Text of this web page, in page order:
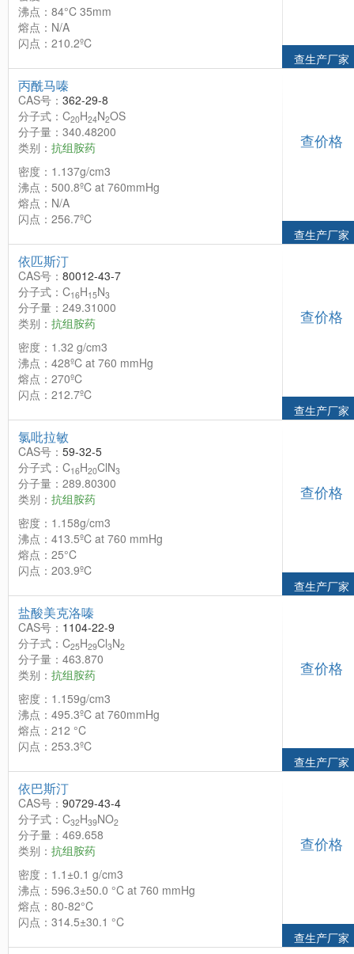
沸点：84°C 35mm
熔点：N/A
闪点：210.2ºC
查生产厂家
丙酰马嗪
CAS号： 362-29-8
分子式：C20H24N2OS
分子量：340.48200
类别： 抗组胺药
密度：1.137g/cm3
沸点：500.8ºC at 760mmHg
熔点：N/A
闪点：256.7ºC
查价格
查生产厂家
依匹斯汀
CAS号： 80012-43-7
分子式：C16H15N3
分子量：249.31000
类别： 抗组胺药
密度：1.32 g/cm3
沸点：428ºC at 760 mmHg
熔点：270ºC
闪点：212.7ºC
查价格
查生产厂家
氯吡拉敏
CAS号： 59-32-5
分子式：C16H20ClN3
分子量：289.80300
类别： 抗组胺药
密度：1.158g/cm3
沸点：413.5ºC at 760 mmHg
熔点：25°C
闪点：203.9ºC
查价格
查生产厂家
盐酸美克洛嗪
CAS号： 1104-22-9
分子式：C25H29Cl3N2
分子量：463.870
类别： 抗组胺药
密度：1.159g/cm3
沸点：495.3ºC at 760mmHg
熔点：212 °C
闪点：253.3ºC
查价格
查生产厂家
依巴斯汀
CAS号： 90729-43-4
分子式：C32H39NO2
分子量：469.658
类别： 抗组胺药
密度：1.1±0.1 g/cm3
沸点：596.3±50.0 °C at 760 mmHg
熔点：80-82°C
闪点：314.5±30.1 °C
查价格
查生产厂家